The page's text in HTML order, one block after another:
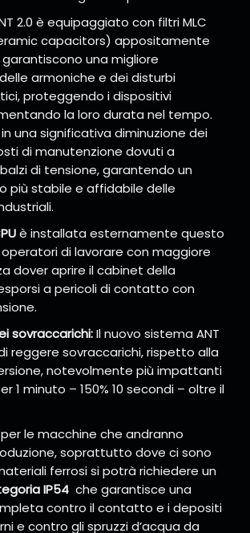
2.0 è equipaggiato con filtri MLC
capacitors) appositamente
una migliore
armoniche e dei disturbi
proteggendo i dispositivi
la loro durata nel tempo.
una significativa diminuzione dei
di manutenzione dovuti a
di tensione, garantendo un
più stabile e affidabile delle
è installata esternamente questo
di lavorare con maggiore
dover aprire il cabinet della
a pericoli di contatto con
sovraccarichi:Il nuovo sistema ANT
reggere sovraccarichi, rispetto alla
notevolmente più impattanti
1 minuto – 150% 10 secondi – oltre il
le macchine che andranno
soprattutto dove ci sono
ferrosi si potrà richiedere un
IP54 che garantisce una
contro il contatto e i depositi
e contro gli spruzzi d’acqua da